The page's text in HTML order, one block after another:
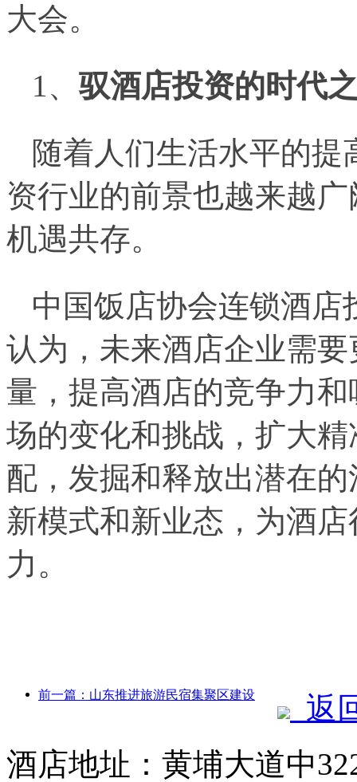
大会。
1、驭酒店投资的时代
随着人们生活水平的提
资行业的前景也越来越
机遇共存。
中国饭店协会连锁酒
认为，未来酒店企业需
量，提高酒店的竞争力
场的变化和挑战，扩大
配，发掘和释放出潜在
新模式和新业态，为酒
力。
前一篇：山东推进旅游民宿集聚区建设
返
酒店地址：黄埔大道中